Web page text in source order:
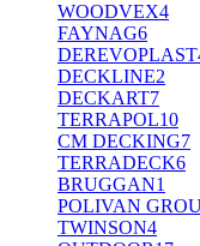
WOODVEX4
FAYNAG6
DEREVOPLAST
DECKLINE2
DECKART7
TERRAPOL10
CM DECKING7
TERRADECK6
BRUGGAN1
POLIVAN
TWINSON4